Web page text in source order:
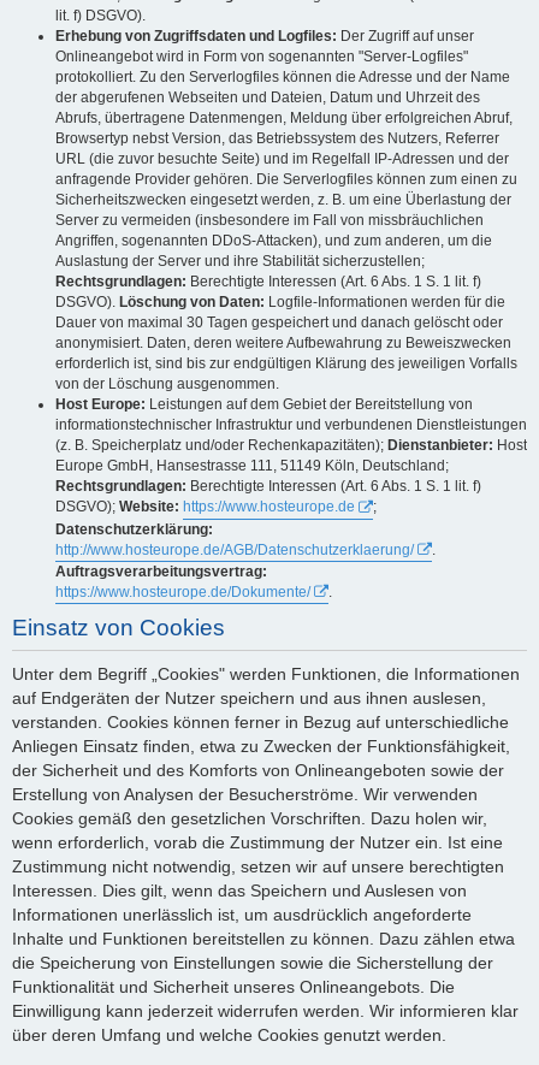
lit. f) DSGVO).
Erhebung von Zugriffsdaten und Logfiles: Der Zugriff auf unser
Onlineangebot wird in Form von sogenannten "Server-Logfiles"
protokolliert. Zu den Serverlogfiles können die Adresse und der Name
der abgerufenen Webseiten und Dateien, Datum und Uhrzeit des
Abrufs, übertragene Datenmengen, Meldung über erfolgreichen Abruf,
Browsertyp nebst Version, das Betriebssystem des Nutzers, Referrer
URL (die zuvor besuchte Seite) und im Regelfall IP-Adressen und der
anfragende Provider gehören. Die Serverlogfiles können zum einen zu
Sicherheitszwecken eingesetzt werden, z. B. um eine Überlastung der
Server zu vermeiden (insbesondere im Fall von missbräuchlichen
Angriffen, sogenannten DDoS-Attacken), und zum anderen, um die
Auslastung der Server und ihre Stabilität sicherzustellen;
Rechtsgrundlagen: Berechtigte Interessen (Art. 6 Abs. 1 S. 1 lit. f)
DSGVO). Löschung von Daten: Logfile-Informationen werden für die
Dauer von maximal 30 Tagen gespeichert und danach gelöscht oder
anonymisiert. Daten, deren weitere Aufbewahrung zu Beweiszwecken
erforderlich ist, sind bis zur endgültigen Klärung des jeweiligen Vorfalls
von der Löschung ausgenommen.
Host Europe: Leistungen auf dem Gebiet der Bereitstellung von
informationstechnischer Infrastruktur und verbundenen Dienstleistungen
(z. B. Speicherplatz und/oder Rechenkapazitäten); Dienstanbieter: Host
Europe GmbH, Hansestrasse 111, 51149 Köln, Deutschland;
Rechtsgrundlagen: Berechtigte Interessen (Art. 6 Abs. 1 S. 1 lit. f)
DSGVO); Website: https://www.hosteurope.de
;
Datenschutzerklärung:
http://www.hosteurope.de/AGB/Datenschutzerklaerung/
Auftragsverarbeitungsvertrag:
https://www.hosteurope.de/Dokumente/
.
Einsatz von Cookies
Unter dem Begriff „Cookies" werden Funktionen, die Informationen
auf Endgeräten der Nutzer speichern und aus ihnen auslesen,
verstanden. Cookies können ferner in Bezug auf unterschiedliche
Anliegen Einsatz finden, etwa zu Zwecken der Funktionsfähigkeit,
der Sicherheit und des Komforts von Onlineangeboten sowie der
Erstellung von Analysen der Besucherströme. Wir verwenden
Cookies gemäß den gesetzlichen Vorschriften. Dazu holen wir,
wenn erforderlich, vorab die Zustimmung der Nutzer ein. Ist eine
Zustimmung nicht notwendig, setzen wir auf unsere berechtigten
Interessen. Dies gilt, wenn das Speichern und Auslesen von
Informationen unerlässlich ist, um ausdrücklich angeforderte
Inhalte und Funktionen bereitstellen zu können. Dazu zählen etwa
die Speicherung von Einstellungen sowie die Sicherstellung der
Funktionalität und Sicherheit unseres Onlineangebots. Die
Einwilligung kann jederzeit widerrufen werden. Wir informieren klar
über deren Umfang und welche Cookies genutzt werden.